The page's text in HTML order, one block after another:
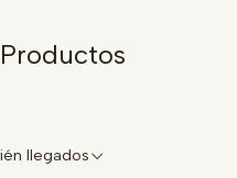
llegados